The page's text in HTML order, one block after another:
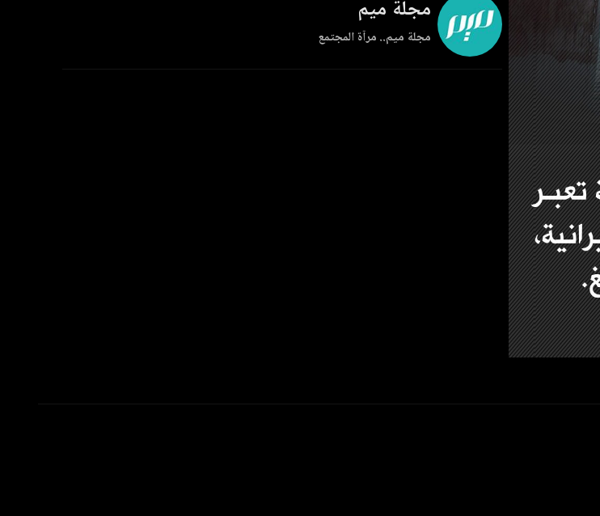
مجلة ميم
مجلة ميم.. مرآة المجتمع